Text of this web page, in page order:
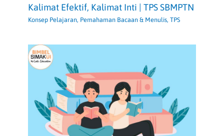
Kalimat Efektif, Kalimat Inti | TPS SBMPTN
Konsep Pelajaran, Pemahaman Bacaan & Menulis,TPS